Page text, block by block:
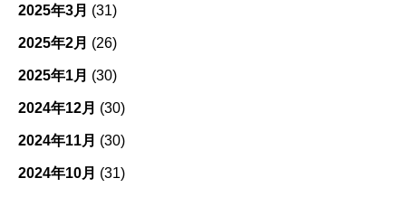
2025年3月 (31)
2025年2月 (26)
2025年1月 (30)
2024年12月 (30)
2024年11月 (30)
2024年10月 (31)